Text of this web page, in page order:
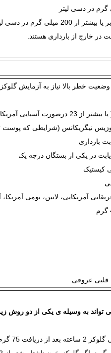
گرم در دسی لیتر
در خارج از بارداری هستند.
از 23 درصورت آسیایی آمریكایی) و یك یا چند مورد از عوامل خطر:
بارداری
در یکی از بستگان درجه یک
کیستیک
آمریکایی، لاتین، بومی
قلبی عروقی